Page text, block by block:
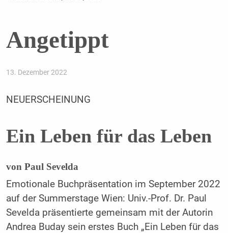
Angetippt
13. Dezember 2022
NEUERSCHEINUNG
Ein Leben für das Leben
von Paul Sevelda
Emotionale Buchpräsentation im September 2022
auf der Sum­merstage Wien: Univ.-Prof. Dr. Paul
Sevelda präsentierte gemein­sam mit der Autorin
Andrea Buday sein erstes Buch „Ein Leben für das